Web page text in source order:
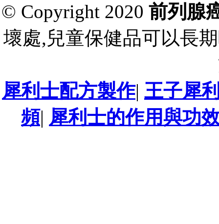
© Copyright 2020 前列腺
壞處,兒童保健品可以長
犀利士配方製作| 王子犀
頻| 犀利士的作用與功